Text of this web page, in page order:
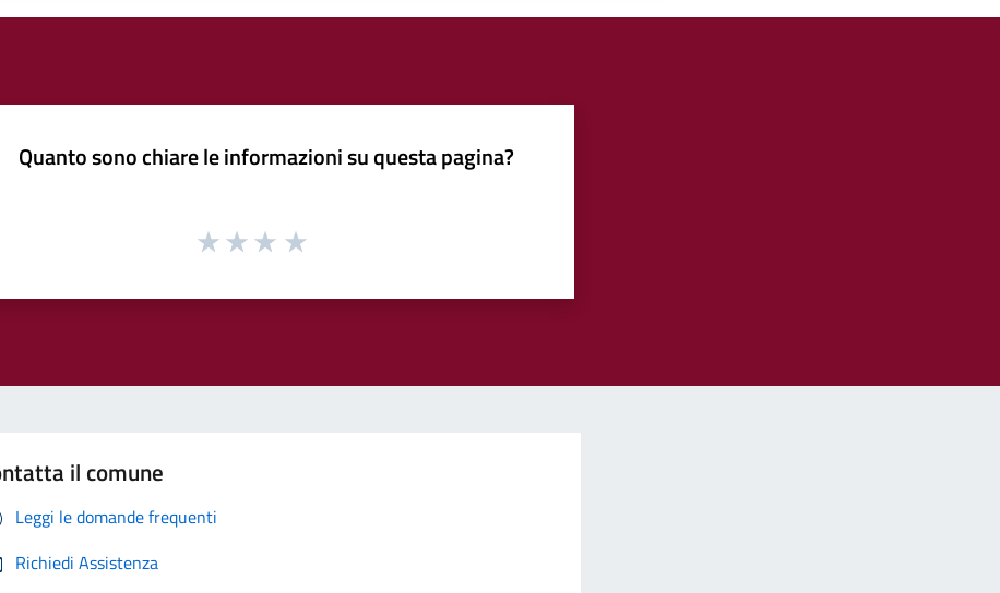
Quanto sono chiare le informazioni su questa pagina?
il comune
Leggi le domande frequenti
Richiedi Assistenza